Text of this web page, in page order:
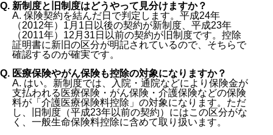
Q. 新制度と旧制度はどうやって見分けますか？
A. 保険契約を結んだ日で判定します。平成24年
（2012年）1月1日以後の契約が新制度、平成23年
（2011年）12月31日以前の契約が旧制度です。控除
証明書に新旧の区分が明記されているので、そちらで
確認するのが確実です。
Q. 医療保険やがん保険も控除の対象になりますか？
A. はい。新制度では、入院・通院などにより保険金が
支払われる医療保険・がん保険・介護保険などの保険
料が「介護医療保険料控除」の対象になります。ただ
し、旧制度（平成23年以前の契約）にはこの区分がな
く、一般生命保険料控除に含めて取り扱います。